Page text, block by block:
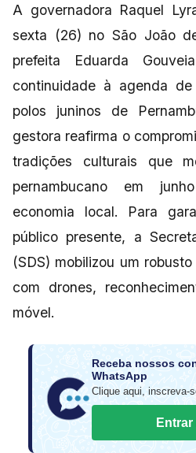
A governadora Raquel
sexta (26) no São João
prefeita Eduarda
continuidade à agenda
polos juninos de
gestora reafirma o
tradições culturais que
pernambucano em
economia local. Para
público presente, a
(SDS) mobilizou um
com drones,
móvel.
Receba nossos
WhatsApp
Clique aqui, inscreva-
Entrar